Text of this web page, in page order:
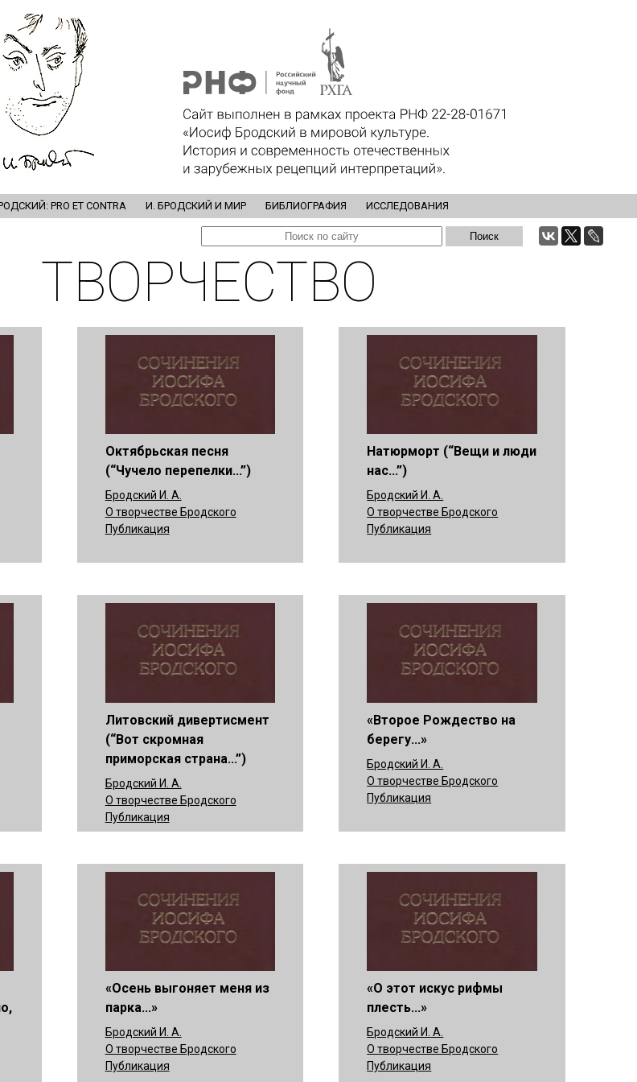
PRO ET CONTRA И. БРОДСКИЙ И МИР БИБЛИОГРАФИЯ ИССЛЕДОВАНИЯ
ТВОРЧЕСТВО
Октябрьская песня
(“Чучело перепелки...”)
Бродский И. А.
О творчестве Бродского
Публикация
Натюрморт (“Вещи и люди
нас...”)
Бродский И. А.
О творчестве Бродского
Публикация
Литовский дивертисмент
(“Вот скромная
приморская страна...”)
Бродский И. А.
О творчестве Бродского
Публикация
«Второе Рождество на
берегу...»
Бродский И. А.
О творчестве Бродского
Публикация
«Осень выгоняет меня из
парка...»
Бродский И. А.
О творчестве Бродского
Публикация
«О этот искус рифмы
плесть...»
Бродский И. А.
О творчестве Бродского
Публикация